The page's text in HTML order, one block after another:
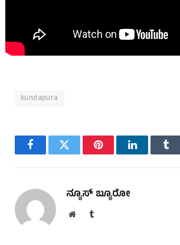
kundapura
FacebookTwitter PinterestLinkedIn
ನ್ಯೂಸ್ ಬ್ಯೂರೋ
WebsiteTumblr